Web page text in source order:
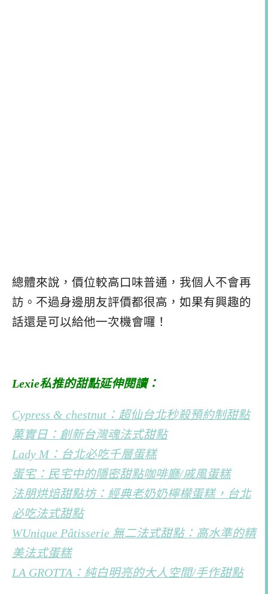
總體來說，價位較高口味普通，我個人不會再
訪。不過身邊朋友評價都很高，如果有興趣的
話還是可以給他一次機會囉！
Lexie私推的甜點延伸閱讀：
Cypress & chestnut：超仙台北秒殺預約制甜點
菓實日：創新台灣魂法式甜點
Lady M：台北必吃千層蛋糕
蛋宅：民宅中的隱密甜點咖啡廳/戚風蛋糕
法朋烘焙甜點坊：經典老奶奶檸檬蛋糕，台北
必吃法式甜點
WUnique Pâtisserie 無二法式甜點：高水準的精
美法式蛋糕
LA GROTTA：純白明亮的大人空間/手作甜點